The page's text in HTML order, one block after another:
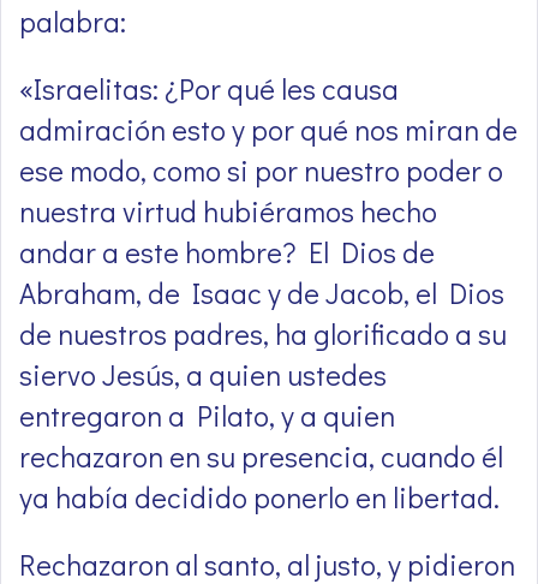
palabra:
«Israelitas: ¿Por qué les causa
admiración esto y por qué nos miran de
ese modo, como si por nuestro poder o
nuestra virtud hubiéramos hecho
andar a este hombre? El Dios de
Abraham, de Isaac y de Jacob, el Dios
de nuestros padres, ha glorificado a su
siervo Jesús, a quien ustedes
entregaron a Pilato, y a quien
rechazaron en su presencia, cuando él
ya había decidido ponerlo en libertad.
Rechazaron al santo, al justo, y pidieron